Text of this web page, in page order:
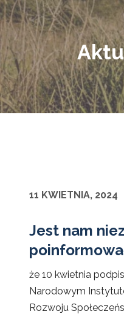
11 KWIETNIA, 2024
Jest nam
że 10 kwietnia
Narodowym
Rozwoju